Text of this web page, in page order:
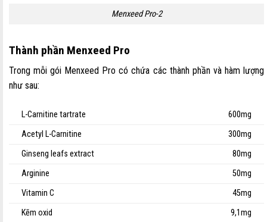
Menxeed Pro-2
Thành phần Menxeed Pro
Trong mỗi gói Menxeed Pro có chứa các thành phần và hàm lượng
như sau:
L-Carnitine tartrate
600mg
Acetyl L-Carnitine
300mg
Ginseng leafs extract
80mg
Arginine
50mg
Vitamin C
45mg
Kẽm oxid
9,1mg